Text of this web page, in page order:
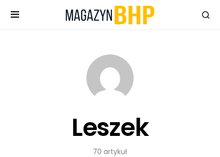
Leszek
70 artykuł